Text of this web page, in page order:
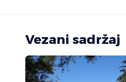
Vezani sadržaj